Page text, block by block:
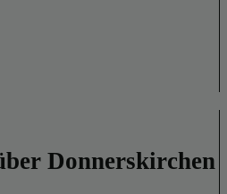
Donnerskirchen